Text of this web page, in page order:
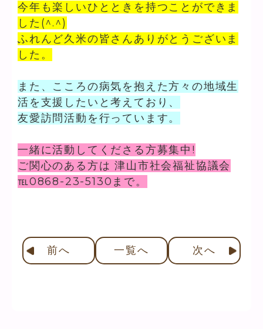
今年も楽しいひとときを持つことができま
した(^.^)
ふれんど久米の皆さんありがとうございま
した。
また、こころの病気を抱えた方々の地域生
活を支援したいと考えており、
友愛訪問活動を行っています。
一緒に活動してくださる方募集中!
ご関心のある方は 津山市社会福祉協議会
℡0868-23-5130まで。
前へ 一覧へ 次へ